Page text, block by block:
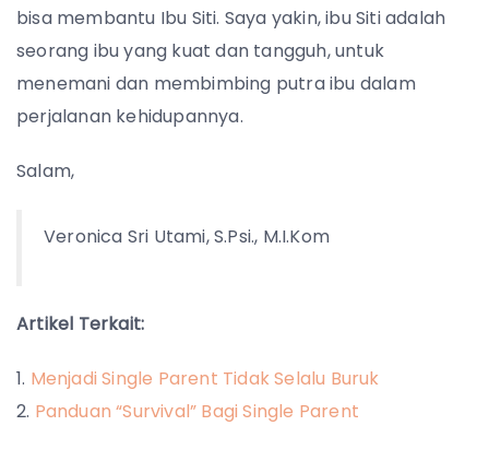
bisa membantu Ibu Siti. Saya yakin, ibu Siti adalah
seorang ibu yang kuat dan tangguh, untuk
menemani dan membimbing putra ibu dalam
perjalanan kehidupannya.
Salam,
Veronica Sri Utami, S.Psi., M.I.Kom
Artikel Terkait:
Menjadi Single Parent Tidak Selalu Buruk
Panduan “Survival” Bagi Single Parent